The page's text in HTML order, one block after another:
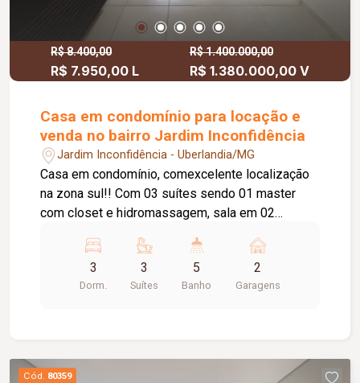
R$ 8.400,00
R$ 7.950,00 L
R$ 1.400.000,00
R$ 1.380.000,00 V
Casa em condomínio para locação e
venda no bairro Jardim Inconfidência
Jardim Inconfidência - Uberlandia/MG
Casa em condomínio, comexcelente localização
na zona sul!! Com 03 suítes sendo 01 master
com closet e hidromassagem, sala em 02
planejada com armários, coifa e Coocktop, área
de lazer com churrasqueira, banheiro, piscina e
ducha, área de lavanderia, 02 vagas de garagem
3
Dorm.
3
Suítes
5
Banho
2
Garagens
Cód. 80359